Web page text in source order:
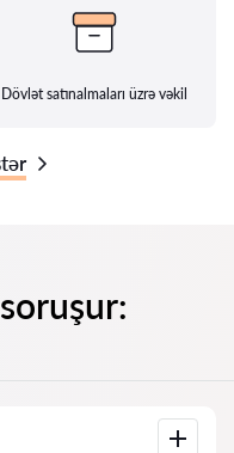
Dövlət satınalmaları üzrə vəkil